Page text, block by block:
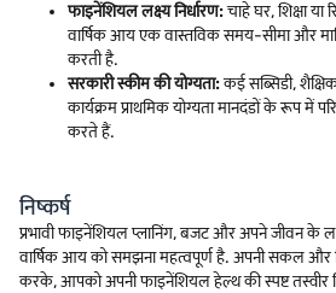
फाइनेंशियल लक्ष्य निर्धारण:चाहे घर, शिक्षा
वार्षिक आय एक वास्तविक समय-सीमा और
करती है.
सरकारी स्कीम की योग्यता:कई सब्सिडी,
कार्यक्रम प्राथमिक योग्यता मानदंडों के रूप में
करते हैं.
निष्कर्ष
प्रभावी फाइनेंशियल प्लानिंग, बजट और अपने जीवन के
वार्षिक आय को समझना महत्वपूर्ण है. अपनी सकल और
करके, आपको अपनी फाइनेंशियल हेल्थ की स्पष्ट